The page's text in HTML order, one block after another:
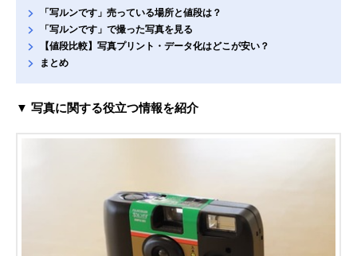
「写ルンです」売っている場所と値段は？
「写ルンです」で撮った写真を見る
【値段比較】写真プリント・データ化はどこが安い？
まとめ
▼ 写真に関する役立つ情報を紹介